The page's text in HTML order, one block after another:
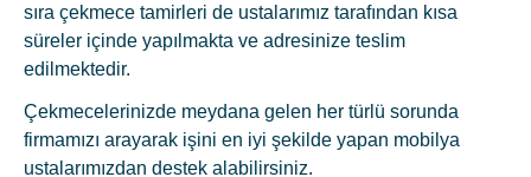
sıra çekmece tamirleri de ustalarımız tarafından kısa
süreler içinde yapılmakta ve adresinize teslim
edilmektedir.
Çekmecelerinizde meydana gelen her türlü sorunda
firmamızı arayarak işini en iyi şekilde yapan mobilya
ustalarımızdan destek alabilirsiniz.